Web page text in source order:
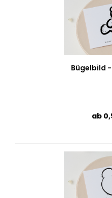
Bügelbild
ab